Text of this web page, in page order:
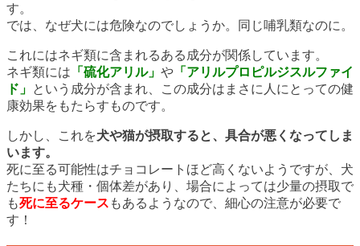
す。
では、なぜ犬には危険なのでしょうか。同じ哺乳類なのに。
これにはネギ類に含まれるある成分が関係しています。
ネギ類には 「硫化アリル」 や 「アリルプロピルジスルファイ
ド」 という成分が含まれ、この成分はまさに人にとっての健
康効果をもたらすものです。
しかし、これを犬や猫が摂取すると、具合が悪くなってしま
います。
死に至る可能性はチョコレートほど高くないようですが、犬
たちにも犬種・個体差があり、場合によっては少量の摂取で
も死に至るケース もあるようなので、細心の注意が必要で
す！